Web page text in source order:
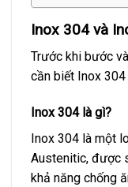
Inox 304 và
Trước khi bước
cần biết Inox
Inox 304 là gì?
Inox 304 là một
Austenitic, được
khả năng chống